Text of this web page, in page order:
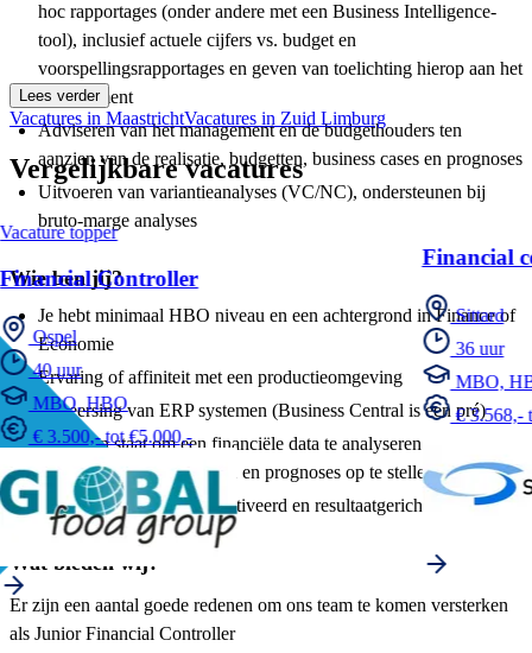
hoc rapportages (onder andere met een Business Intelligence-
tool), inclusief actuele cijfers vs. budget en
voorspellingsrapportages en geven van toelichting hierop aan het
management
Adviseren van het management en de budgethouders ten
aanzien van de realisatie, budgetten, business cases en prognoses
Uitvoeren van variantieanalyses (VC/NC), ondersteunen bij
bruto-marge analyses
Wie ben jij?
Je hebt minimaal HBO niveau en een achtergrond in Finance of
Economie
Ervaring of affiniteit met een productieomgeving
Beheersing van ERP systemen (Business Central is een pré)
Je bent in staat om een financiële data te analyseren en
rapporteren en overzichten en prognoses op te stellen
Je bent pragmatisch, gemotiveerd en resultaatgericht
Wat bieden wij?
Er zijn een aantal goede redenen om ons team te komen versterken
als Junior Financial Controller
Lees verder
Vacatures in MaastrichtVacatures in Zuid Limburg
Vergelijkbare vacatures
Vacature topper
Financial Controller
Ospel
40 uur
MBO, HBO
€ 3.500,- tot €5.000,-
Financial
Sittard
36 uur
MBO,
€ 3.568,-